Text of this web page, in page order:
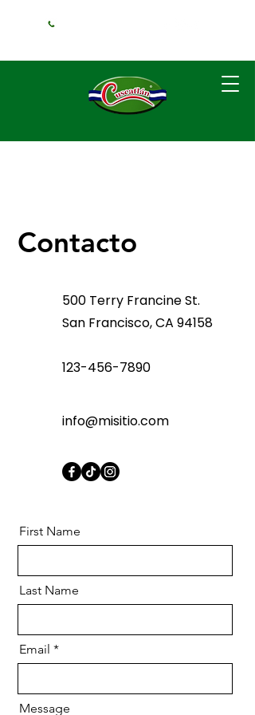
Contacto
500 Terry Francine St.
San Francisco, CA 94158
123-456-7890
info@misitio.com
First Name
Last Name
Email
Message